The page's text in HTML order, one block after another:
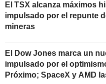
El TSX alcanza máximos
impulsado por el repunte
mineras
El Dow Jones marca un
impulsado por el
Próximo; SpaceX y AMD